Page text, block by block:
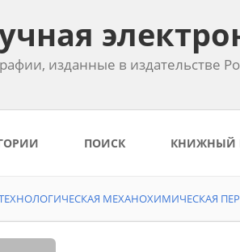
изданные в издательстве
ПОИСК КНИЖНЫЙ
МЕХАНОХИМИЧЕСКАЯ